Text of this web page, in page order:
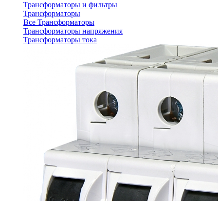
Трансформаторы и фильтры
Трансформаторы
Все Трансформаторы
Трансформаторы напряжения
Трансформаторы тока